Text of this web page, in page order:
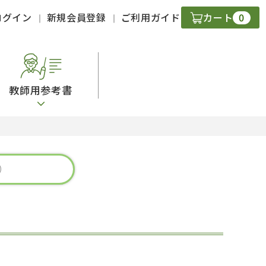
グイン 新規会員登録 ご利用ガイド カート 0
教師用参考書
キル